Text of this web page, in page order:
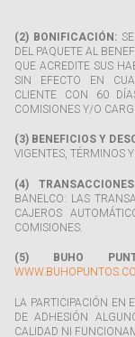
(2) BONIFICACIÓN:SE
DEL PAQUETE AL
QUE ACREDITE SUS
SIN EFECTO EN
CLIENTE CON 60
COMISIONES Y/O
(3) BENEFICIOS Y
VIGENTES, TÉRMINOS
(4)
BANELCO: LAS
CAJEROS
COMISIONES.
(5) BUHO
LA PARTICIPACIÓN EN
DE ADHESIÓN
CALIDAD NI